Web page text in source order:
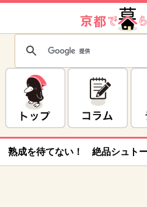
熟成を待てない！ 絶品シュト